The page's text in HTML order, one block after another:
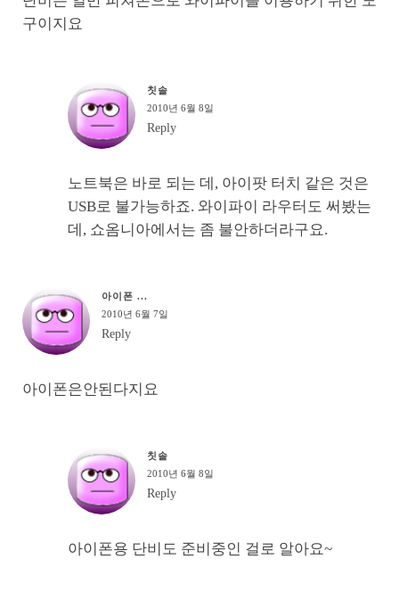
구이지요
칫솔
2010년 6월 8일
Reply
노트북은 바로 되는 데, 아이팟 터치 같은 것은
USB로 불가능하죠. 와이파이 라우터도 써봤는
데, 쇼옴니아에서는 좀 불안하더라구요.
아이폰 ...
2010년 6월 7일
Reply
아이폰은안된다지요
칫솔
2010년 6월 8일
Reply
아이폰용 단비도 준비중인 걸로 알아요~